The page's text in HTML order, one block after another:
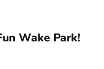
Wake Park!